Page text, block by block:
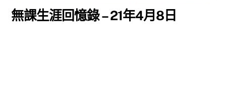
無課生涯回憶錄 – 21年4月8日